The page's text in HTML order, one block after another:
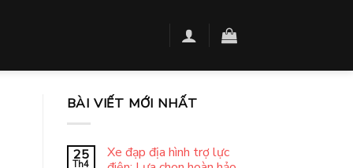
BÀI VIẾT MỚI NHẤT
25
Th4
Xe đạp địa hình trợ lực